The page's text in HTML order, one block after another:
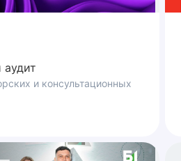
аудит
и консультационных